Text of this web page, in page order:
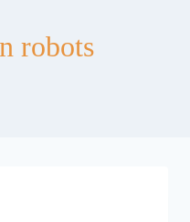
robots